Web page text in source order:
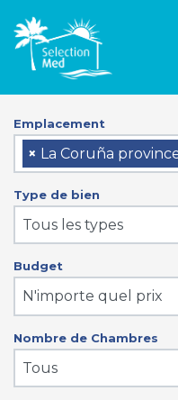
Emplacement
× La Coruña
Type de bien
Tous les types
Budget
N'importe quel prix
Nombre de Chambres
Tous